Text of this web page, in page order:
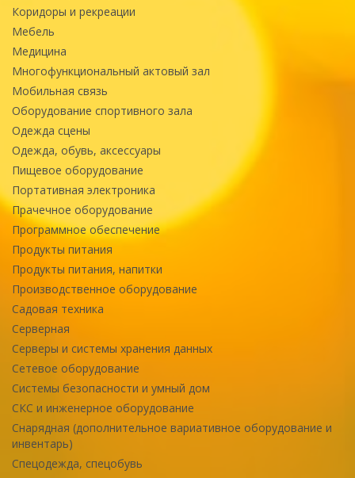
Коридоры и рекреации
Мебель
Медицина
Многофункциональный актовый зал
Мобильная связь
Оборудование спортивного зала
Одежда сцены
Одежда, обувь, аксессуары
Пищевое оборудование
Портативная электроника
Прачечное оборудование
Программное обеспечение
Продукты питания
Продукты питания, напитки
Производственное оборудование
Садовая техника
Серверная
Серверы и системы хранения данных
Сетевое оборудование
Системы безопасности и умный дом
СКС и инженерное оборудование
Снарядная (дополнительное вариативное оборудование и
инвентарь)
Спецодежда, спецобувь